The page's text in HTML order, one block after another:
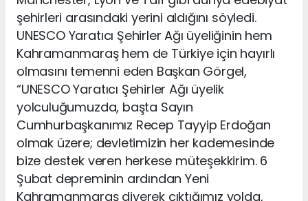
şehirleri arasındaki yerini aldığını söyledi.
UNESCO Yaratıcı Şehirler Ağı üyeliğinin hem
Kahramanmaraş hem de Türkiye için hayırlı
olmasını temenni eden Başkan Görgel,
“UNESCO Yaratıcı Şehirler Ağı üyelik
yolculuğumuzda, başta Sayın
Cumhurbaşkanımız Recep Tayyip Erdoğan
olmak üzere; devletimizin her kademesinde
bize destek veren herkese müteşekkirim. 6
Şubat depreminin ardından Yeni
Kahramanmaraş diyerek çıktığımız yolda,